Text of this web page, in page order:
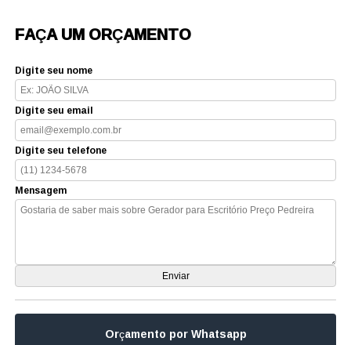
FAÇA UM ORÇAMENTO
Digite seu nome
Digite seu email
Digite seu telefone
Mensagem
Orçamento por Whatsapp